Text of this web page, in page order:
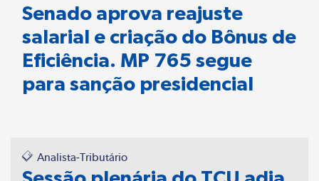
Senado aprova reajuste
salarial e criação do Bônus de
Eficiência. MP 765 segue
para sanção presidencial
Analista-Tributário